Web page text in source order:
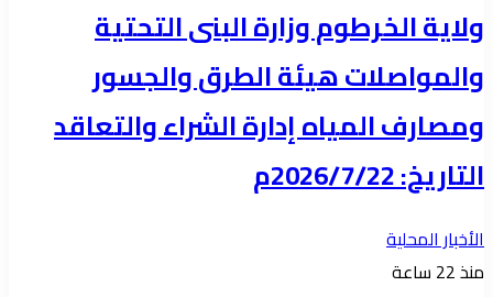
ولاية الخرطوم وزارة البنى التحتية
والمواصلات هيئة الطرق والجسور
ومصارف المياه إدارة الشراء والتعاقد
التاريخ: 2026/7/22م
الأخبار المحلية
منذ 22 ساعة